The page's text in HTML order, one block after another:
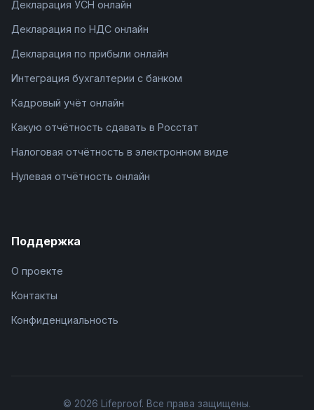
Декларация УСН онлайн
Декларация по НДС онлайн
Декларация по прибыли онлайн
Интеграция бухгалтерии с банком
Кадровый учёт онлайн
Какую отчётность сдавать в Росстат
Налоговая отчётность в электронном виде
Нулевая отчётность онлайн
Поддержка
О проекте
Контакты
Конфиденциальность
© 2026 Lifeproof. Все права защищены.